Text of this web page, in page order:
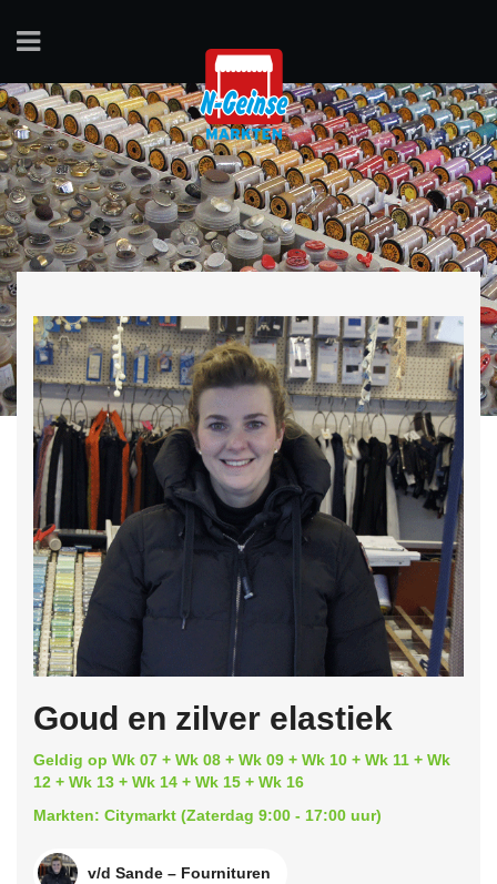
Goud en zilver elastiek
Geldig op Wk 07 + Wk 08 + Wk 09 + Wk 10 + Wk 11 + Wk
12 + Wk 13 + Wk 14 + Wk 15 + Wk 16
Markten: Citymarkt (Zaterdag 9:00 - 17:00 uur)
v/d Sande – Fournituren